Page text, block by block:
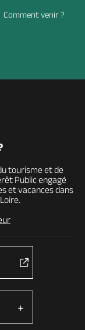
Comment venir ?
tourisme et de
Public engagé
et vacances dans